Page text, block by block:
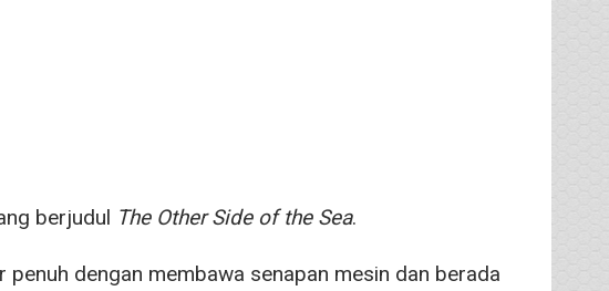
berjudul The Other Side of the Sea.
dengan membawa senapan mesin dan berada